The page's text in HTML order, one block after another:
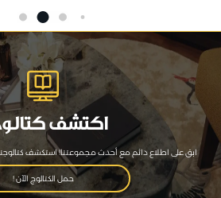
اكتشف
ابق على اطلاع دائم مع أحدث مجموعتنا! استكشف
حمل الكتالوج الآن !